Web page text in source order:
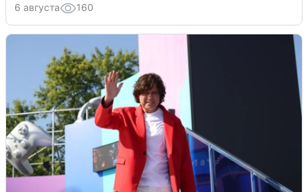
6 августа 160